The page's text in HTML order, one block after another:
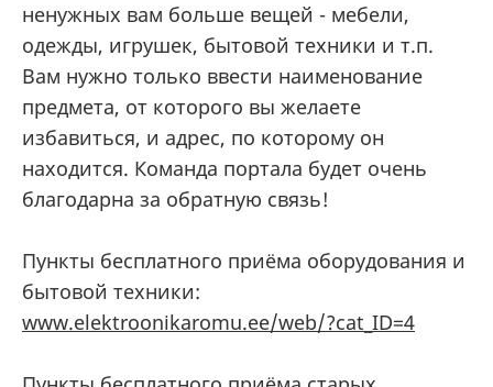
ненужных вам больше вещей - мебели,
одежды, игрушек, бытовой техники и т.п.
Вам нужно только ввести наименование
предмета, от которого вы желаете
избавиться, и адрес, по которому он
находится. Команда портала будет очень
благодарна за обратную связь!
Пункты бесплатного приёма оборудования и
бытовой техники:
www.elektroonikaromu.ee/web/?cat_ID=4